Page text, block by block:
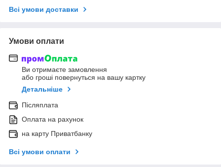
Всі умови доставки
Умови оплати
Ви отримаєте замовлення
або гроші повернуться на вашу картку
Детальніше
Післяплата
Оплата на рахунок
на карту Приватбанку
Всі умови оплати